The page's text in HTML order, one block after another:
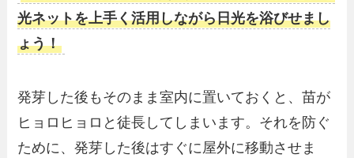
光ネットを上手く活用しながら日光を浴びせまし
ょう！
発芽した後もそのまま室内に置いておくと、苗が
ヒョロヒョロと徒長してしまいます。それを防ぐ
ために、発芽した後はすぐに屋外に移動させま